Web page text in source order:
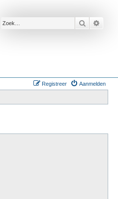
Zoek
Aanmelden
Registreer